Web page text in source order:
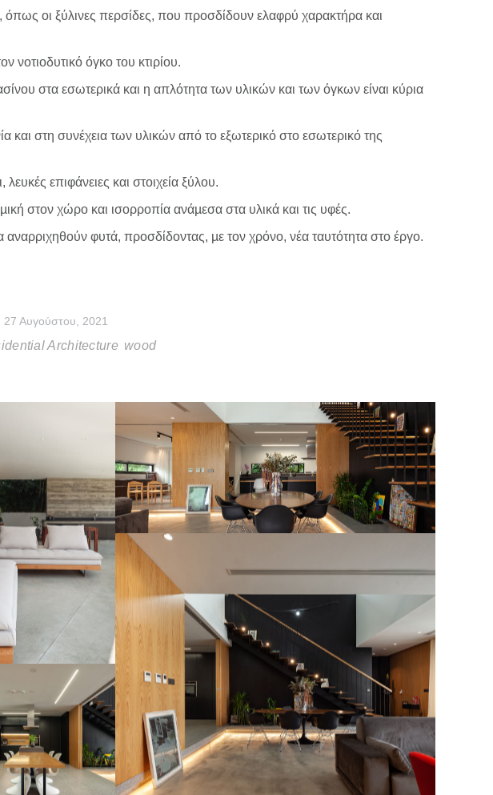
όπως οι ξύλινες περσίδες, που προσδίδουν ελαφρύ χαρακτήρα και
όγκο του κτιρίου.
στα εσωτερικά και η απλότητα των υλικών και των όγκων είναι κύρια
και στη συνέχεια των υλικών από το εξωτερικό στο εσωτερικό της
επιφάνειες και στοιχεία ξύλου.
στον χώρο και ισορροπία ανάµεσα στα υλικά και τις υφές.
φυτά, προσδίδοντας, µε τον χρόνο, νέα ταυτότητα στο έργο.
27 Αυγούστου, 2021
Architecture wood